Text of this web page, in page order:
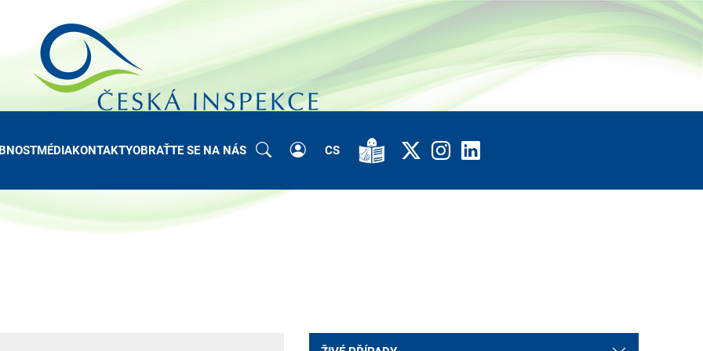
MÉDIAKONTAKTYOBRAŤTE SE NA NÁS CS